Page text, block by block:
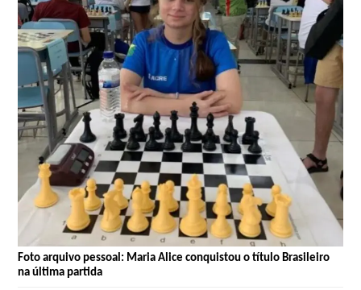
Foto arquivo pessoal: Maria Alice conquistou o título Brasileiro
na última partida